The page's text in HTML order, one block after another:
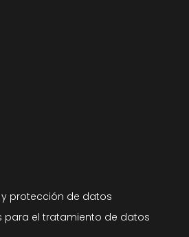
protección de datos
para el tratamiento de datos